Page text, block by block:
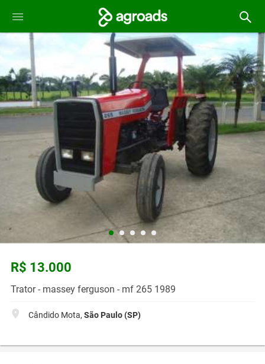
R$ 13.000
Trator - massey ferguson - mf 265 1989
Cândido Mota, São Paulo (SP)